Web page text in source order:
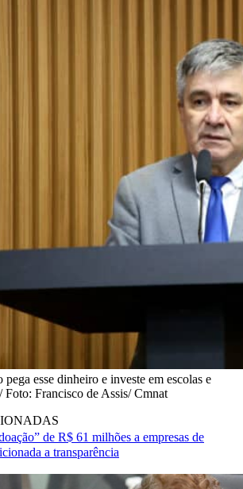
esse dinheiro e investe em escolas e
Foto: Francisco de Assis/ Cmnat
de R$ 61 milhões a empresas de
a transparência